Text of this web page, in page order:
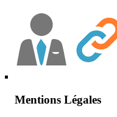
Mentions Légales